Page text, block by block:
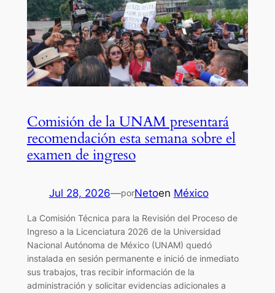
Comisión de la UNAM presentará
recomendación esta semana sobre el
examen de ingreso
Jul 28, 2026—porNetoen México
La Comisión Técnica para la Revisión del Proceso de
Ingreso a la Licenciatura 2026 de la Universidad
Nacional Autónoma de México (UNAM) quedó
instalada en sesión permanente e inició de inmediato
sus trabajos, tras recibir información de la
administración y solicitar evidencias adicionales a